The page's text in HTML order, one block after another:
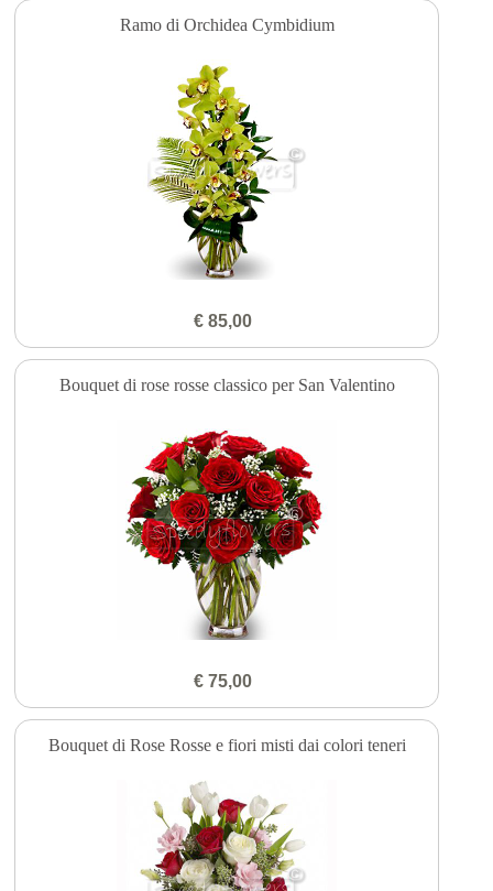
Ramo di Orchidea Cymbidium
€ 85,00
Bouquet di rose rosse classico per San Valentino
€ 75,00
Bouquet di Rose Rosse e fiori misti dai colori teneri